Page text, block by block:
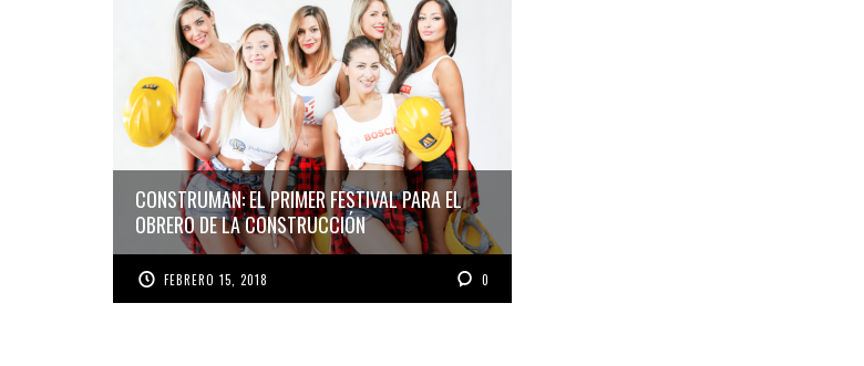
CONSTRUMAN: EL PRIMER FESTIVAL PARA EL
OBRERO DE LA CONSTRUCCIÓN
FEBRERO 15, 2018 0